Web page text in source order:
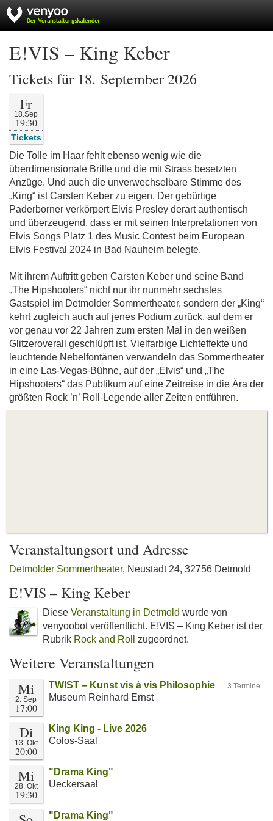
E!VIS – King Keber
Tickets für 18. September 2026
Fr
18.Sep
19:30
Tickets
Die Tolle im Haar fehlt ebenso wenig wie die
überdimensionale Brille und die mit Strass besetzten
Anzüge. Und auch die unverwechselbare Stimme des
„King“ ist Carsten Keber zu eigen. Der gebürtige
Paderborner verkörpert Elvis Presley derart authentisch
und überzeugend, dass er mit seinen Interpretationen von
Elvis Songs Platz 1 des Music Contest beim European
Elvis Festival 2024 in Bad Nauheim belegte.
Mit ihrem Auftritt geben Carsten Keber und seine Band
„The Hipshooters“ nicht nur ihr nunmehr sechstes
Gastspiel im Detmolder Sommertheater, sondern der „King“
kehrt zugleich auch auf jenes Podium zurück, auf dem er
vor genau vor 22 Jahren zum ersten Mal in den weißen
Glitzeroverall geschlüpft ist. Vielfarbige Lichteffekte und
leuchtende Nebelfontänen verwandeln das Sommertheater
in eine Las-Vegas-Bühne, auf der „Elvis“ und „The
Hipshooters“ das Publikum auf eine Zeitreise in die Ära der
größten Rock ’n’ Roll-Legende aller Zeiten entführen.
Veranstaltungsort und Adresse
Detmolder Sommertheater, Neustadt 24, 32756 Detmold
E!VIS – King Keber
Diese Veranstaltung in Detmold wurde von
venyoobot veröffentlicht. E!VIS – King Keber ist der
Rubrik Rock and Roll zugeordnet.
Weitere Veranstaltungen
Mi
2. Sep
17:00
3 Termine
TWIST – Kunst vis à vis Philosophie
Museum Reinhard Ernst
Di
13. Okt
20:00
King King - Live 2026
Colos-Saal
Mi
28. Okt
19:30
"Drama King"
Ueckersaal
"Drama King"